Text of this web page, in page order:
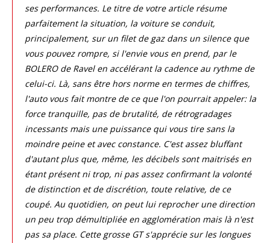
ses performances. Le titre de votre article résume
parfaitement la situation, la voiture se conduit,
principalement, sur un filet de gaz dans un silence que
vous pouvez rompre, si l'envie vous en prend, par le
BOLERO de Ravel en accélérant la cadence au rythme de
celui-ci. Là, sans être hors norme en termes de chiffres,
l'auto vous fait montre de ce que l'on pourrait appeler: la
force tranquille, pas de brutalité, de rétrogradages
incessants mais une puissance qui vous tire sans la
moindre peine et avec constance. C'est assez bluffant
d'autant plus que, même, les décibels sont maitrisés en
étant présent ni trop, ni pas assez confirmant la volonté
de distinction et de discrétion, toute relative, de ce
coupé. Au quotidien, on peut lui reprocher une direction
un peu trop démultipliée en agglomération mais là n'est
pas sa place. Cette grosse GT s'apprécie sur les longues